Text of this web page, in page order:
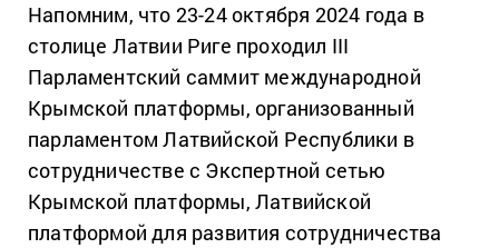
Напомним, что 23-24 октября 2024 года в
столице Латвии Риге проходил III
Парламентский саммит международной
Крымской платформы, организованный
парламентом Латвийской Республики в
сотрудничестве с Экспертной сетью
Крымской платформы, Латвийской
платформой для развития сотрудничества